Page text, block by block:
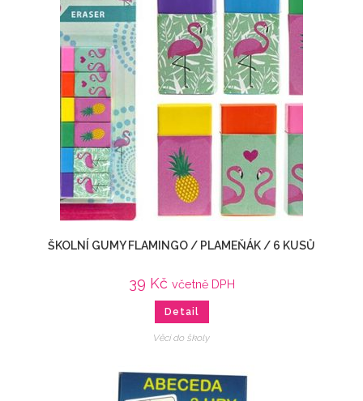
ŠKOLNÍ GUMY FLAMINGO / PLAMEŇÁK / 6 KUSŮ
39 Kč včetně DPH
Detail
Věci do školy